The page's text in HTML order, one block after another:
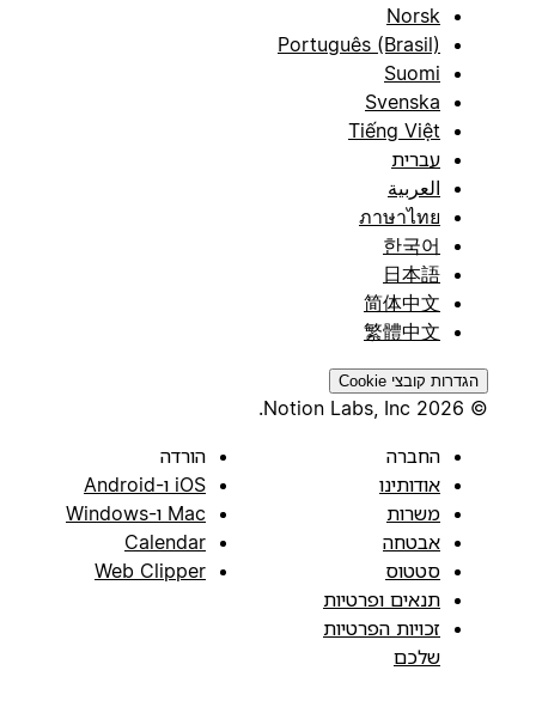
Norsk
Português (Brasil)
Suomi
Svenska
Tiếng Việt
עברית
العربية
ภาษาไทย
한국어
日本語
简体中文
繁體中文
הגדרות קובצי Cookie
החברה
אודותינו
משרות
אבטחה
סטטוס
תנאים ופרטיות
זכויות הפרטיות
שלכם
הורדה
iOS ו-Android
Mac ו-Windows
Calendar
Web Clipper